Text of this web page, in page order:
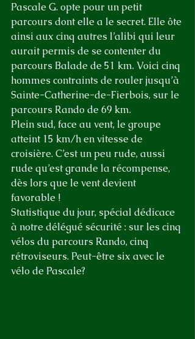
Pascale G. opte pour un petit
parcours dont elle a le secret. Elle ôte
ainsi aux cinq autres l’alibi qui leur
aurait permis de se contenter du
parcours Balade de 51 km. Voici cinq
hommes contraints de rouler jusqu’à
Sainte-Catherine-de-Fierbois, sur le
parcours Rando de 69 km.
Plein sud, face au vent, le groupe
atteint 15 km/h en vitesse de
croisière. C’est un peu rude, aussi
rude qu’est grande la récompense,
dès lors que le vent devient
favorable !
Statistique du jour, spécial dédicace
à notre délégué sécurité : sur les cinq
vélos du parcours Rando, cinq
rétroviseurs. Peut-être six avec le
vélo de Pascale?